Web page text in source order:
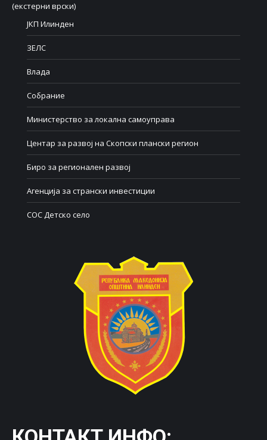
(екстерни врски)
ЈКП Илинден
ЗЕЛС
Влада
Собрание
Министерство за локална самоуправа
Центар за развој на Скопски плански регион
Биро за регионален развој
Агенција за странски инвестиции
СОС Детско село